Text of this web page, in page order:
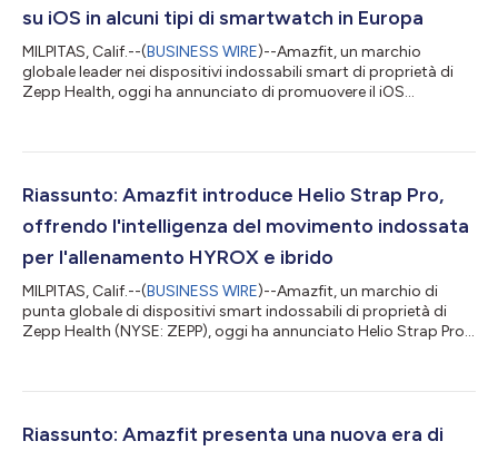
su iOS in alcuni tipi di smartwatch in Europa
MILPITAS, Calif.--(BUSINESS WIRE)--Amazfit, un marchio
globale leader nei dispositivi indossabili smart di proprietà di
Zepp Health, oggi ha annunciato di promuovere il iOS
un'esperienza più completa di notifiche su alcuni smartwatch
consentendo agli utenti di interagire con notifiche supportate
Riassunto: Amazfit introduce Helio Strap Pro,
offrendo l'intelligenza del movimento indossata
per l'allenamento HYROX e ibrido
MILPITAS, Calif.--(BUSINESS WIRE)--Amazfit, un marchio di
punta globale di dispositivi smart indossabili di proprietà di
Zepp Health (NYSE: ZEPP), oggi ha annunciato Helio Strap Pro,
loro corpo sotto pressione. Basandosi sul modello Helio Strap
movimento dedicato, indossato in vita, che rileva i movimenti
Riassunto: Amazfit presenta una nuova era di